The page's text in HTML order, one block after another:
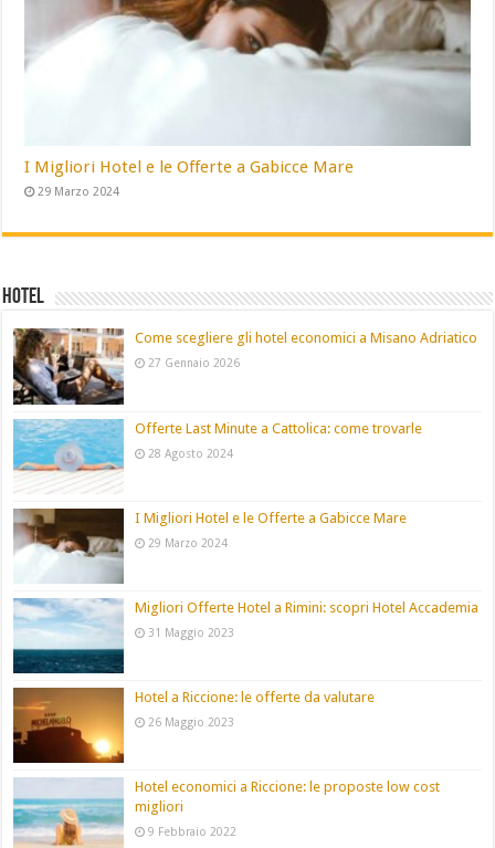
I Migliori Hotel e le Offerte a Gabicce Mare
29 Marzo 2024
Hotel
Come scegliere gli hotel economici a Misano Adriatico
27 Gennaio 2026
Offerte Last Minute a Cattolica: come trovarle
28 Agosto 2024
I Migliori Hotel e le Offerte a Gabicce Mare
29 Marzo 2024
Migliori Offerte Hotel a Rimini: scopri Hotel Accademia
31 Maggio 2023
Hotel a Riccione: le offerte da valutare
26 Maggio 2023
Hotel economici a Riccione: le proposte low cost
migliori
9 Febbraio 2022